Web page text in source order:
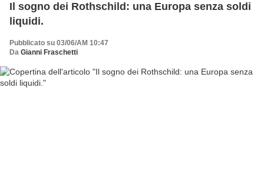
Il sogno dei Rothschild: una Europa senza soldi
liquidi.
Pubblicato su 03/06/AM 10:47
Da Gianni Fraschetti